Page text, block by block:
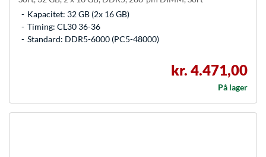
Kapacitet: 32 GB (2x 16 GB)
Timing: CL30 36-36
Standard: DDR5-6000 (PC5-48000)
kr. 4.471,00
På lager